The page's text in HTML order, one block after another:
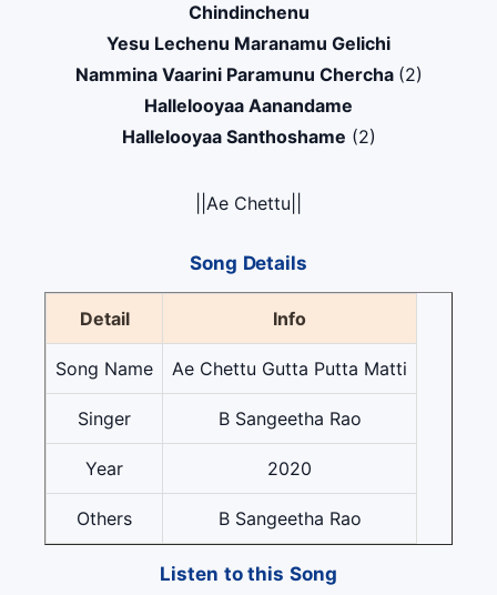
Chindinchenu
Yesu Lechenu Maranamu Gelichi
Nammina Vaarini Paramunu Chercha (2)
Hallelooyaa Aanandame
Hallelooyaa Santhoshame (2)
||Ae Chettu||
Song Details
Detail Info
Song Name Ae Chettu Gutta Putta Matti
Singer B Sangeetha Rao
Year 2020
Others B Sangeetha Rao
Listen to this Song